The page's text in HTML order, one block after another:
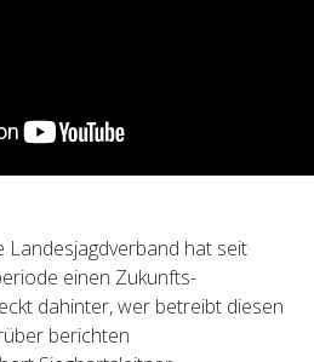
hat seit
einen Zukunfts-
dahinter, wer betreibt diesen
berichten